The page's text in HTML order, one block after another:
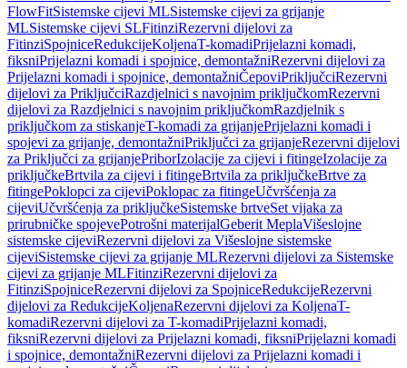
FlowFitSistemske cijevi MLSistemske cijevi za grijanje
MLSistemske cijevi SLFitinziRezervni dijelovi za
FitinziSpojniceRedukcijeKoljenaT-komadiPrijelazni komadi,
fiksniPrijelazni komadi i spojnice, demontažniRezervni dijelovi za
Prijelazni komadi i spojnice, demontažniČepoviPriključciRezervni
dijelovi za PriključciRazdjelnici s navojnim priključkomRezervni
dijelovi za Razdjelnici s navojnim priključkomRazdjelnik s
priključkom za stiskanjeT-komadi za grijanjePrijelazni komadi i
spojevi za grijanje, demontažniPriključci za grijanjeRezervni dijelovi
za Priključci za grijanjePriborIzolacije za cijevi i fitingeIzolacije za
priključkeBrtvila za cijevi i fitingeBrtvila za priključkeBrtve za
fitingePoklopci za cijeviPoklopac za fitingeUčvršćenja za
cijeviUčvršćenja za priključkeSistemske brtveSet vijaka za
prirubničke spojevePotrošni materijalGeberit MeplaVišeslojne
sistemske cijeviRezervni dijelovi za Višeslojne sistemske
cijeviSistemske cijevi za grijanje MLRezervni dijelovi za Sistemske
cijevi za grijanje MLFitinziRezervni dijelovi za
FitinziSpojniceRezervni dijelovi za SpojniceRedukcijeRezervni
dijelovi za RedukcijeKoljenaRezervni dijelovi za KoljenaT-
komadiRezervni dijelovi za T-komadiPrijelazni komadi,
fiksniRezervni dijelovi za Prijelazni komadi, fiksniPrijelazni komadi
i spojnice, demontažniRezervni dijelovi za Prijelazni komadi i